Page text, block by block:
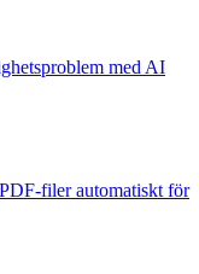
med AI
filer automatiskt för